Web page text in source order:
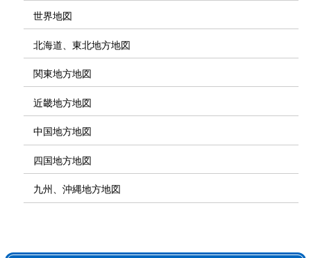
世界地図
北海道、東北地方地図
関東地方地図
近畿地方地図
中国地方地図
四国地方地図
九州、沖縄地方地図